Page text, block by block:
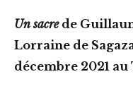
Un sacre de
Lorraine de
décembre 2021 au